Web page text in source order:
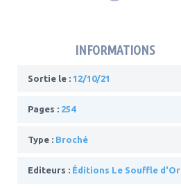
INFORMATIONS
Sortie le : 12/10/21
Pages : 254
Type : Broché
Editeurs : Éditions Le Souffle d'Or